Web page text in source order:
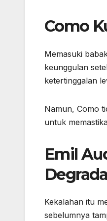
Como
Memasuki
keunggulan
ketertinggalan
Namun, Como
untuk
Emil
Kekalahan itu
sebelumnya